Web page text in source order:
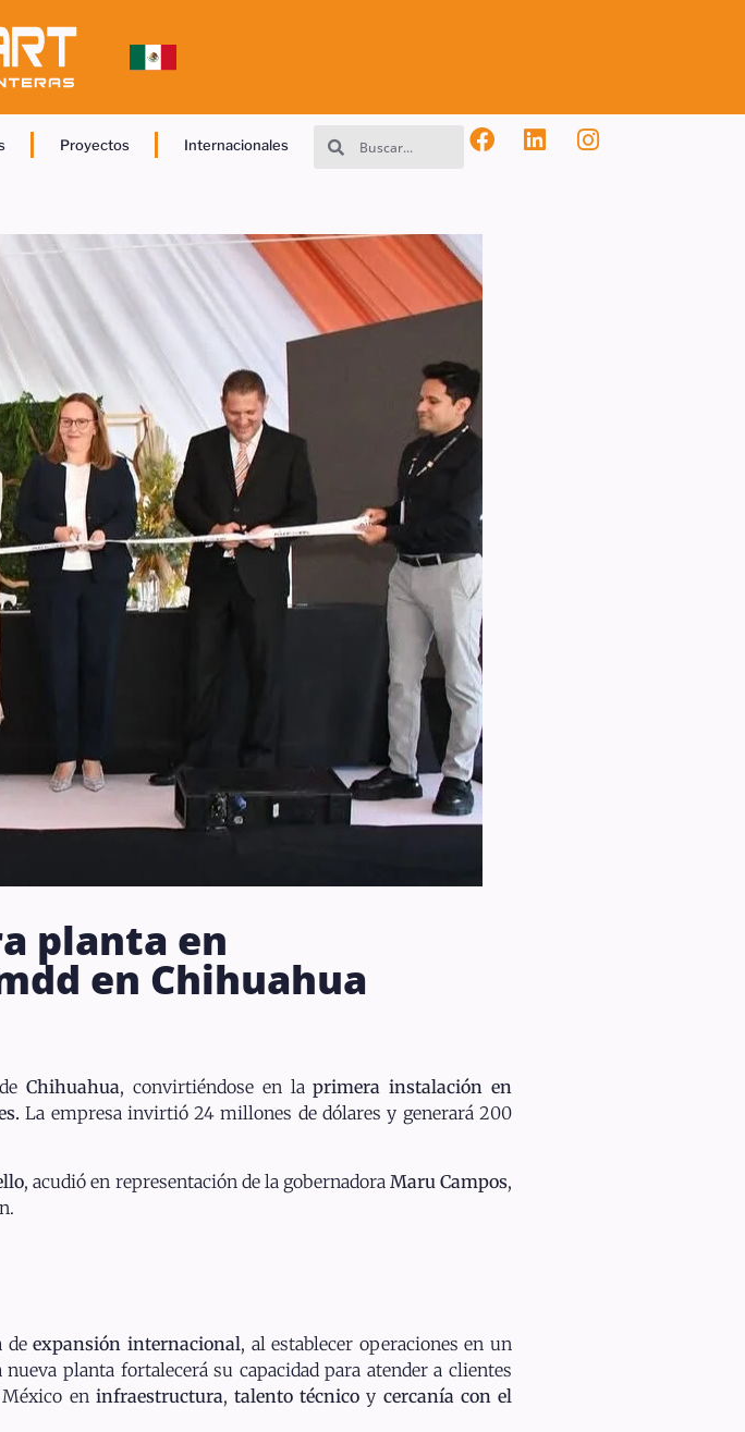
Proyectos Internacionales
planta en
en Chihuahua
deChihuahua, convirtiéndose en laprimera instalación en
La empresa invirtió 24 millones de dólares y generará 200
, acudió en representación de la gobernadora Maru Campos,
deexpansión internacional, al establecer operaciones en un
planta fortalecerá su capacidad para atender a clientes
en infraestructura, talento técnico y cercanía con el